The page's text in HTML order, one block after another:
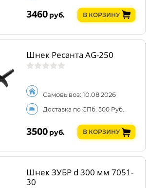
3460 руб. В КОРЗИНУ
Шнек Ресанта AG-250
Самовывоз: 10.08.2026
Доставка по СПб: 500 Руб.
3500 руб. В КОРЗИНУ
Шнек ЗУБР d 300 мм 7051-
30